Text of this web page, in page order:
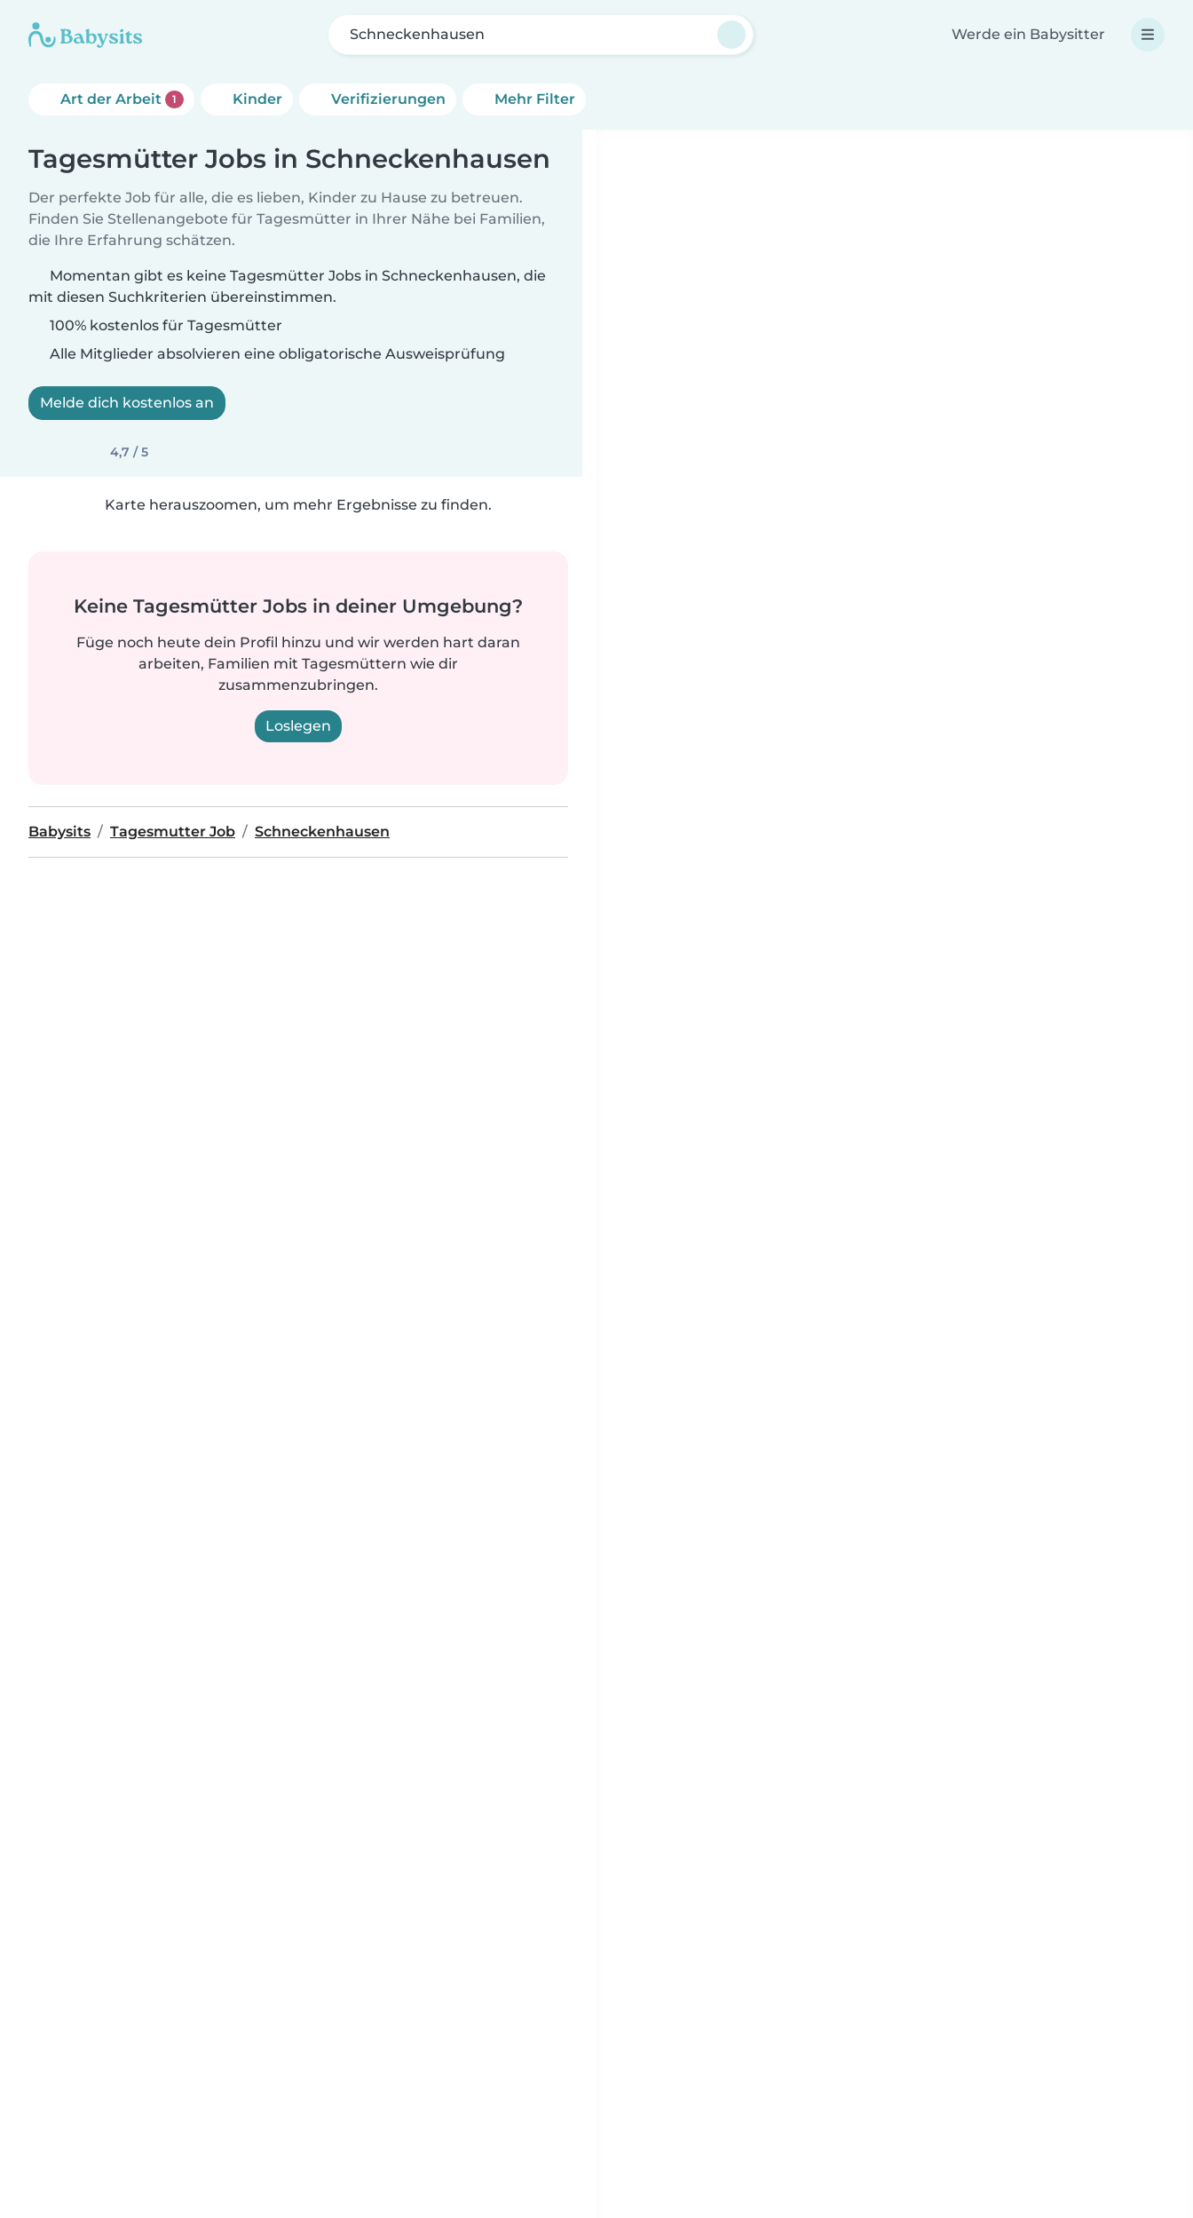
Schneckenhausen Werde ein Babysitter
Art der Arbeit 1 Kinder Verifizierungen Mehr Filter
Tagesmütter Jobs in Schneckenhausen
Der perfekte Job für alle, die es lieben, Kinder zu Hause zu betreuen.
Finden Sie Stellenangebote für Tagesmütter in Ihrer Nähe bei Familien,
die Ihre Erfahrung schätzen.
Momentan gibt es keine Tagesmütter Jobs in Schneckenhausen, die
mit diesen Suchkriterien übereinstimmen.
100% kostenlos für Tagesmütter
Alle Mitglieder absolvieren eine obligatorische Ausweisprüfung
Melde dich kostenlos an
4,7 / 5
Karte herauszoomen, um mehr Ergebnisse zu finden.
Keine Tagesmütter Jobs in deiner Umgebung?
Füge noch heute dein Profil hinzu und wir werden hart daran
arbeiten, Familien mit Tagesmüttern wie dir
zusammenzubringen.
Loslegen
Babysits Tagesmutter Job Schneckenhausen